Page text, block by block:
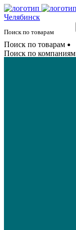
Челябинск
Поиск по товарам
Поиск по товарам
Поиск по компаниям